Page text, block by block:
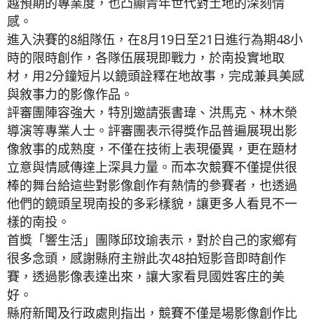
感。
進入決賽的8組隊伍，在8月19日至21日進行為期48小
時的限時創作，各隊伍展現即戰力，於南投實地取
材，用2分鐘短片以鏡頭詮釋在地故事，完成兼具美感
與敘事力的影像作品。
評審團陣容強大，特別邀請張書瑋、洪馬克、林木榮
導演等專業人士。評審團表示得獎作品普遍展現出影
像敘事的成熟度，不僅在技術上表現優異，更在題材
立意與情感傳達上深具力量。而本次競賽不僅提供很
棒的舞台給這些對影像創作有熱情的參賽者，也透過
他們的鏡頭呈現南投的多彩樣貌，讓更多人看見不一
樣的南投。
首獎「響生活」團隊邱玟瑜表示，對於自己的家鄉有
很多念頭，感謝縣府主辦此次48拍短影音即時創作
賽，透過影像表達出來，讓大家看見國姓客庄的美
好。
縣府新聞及行政處則指出，競賽不僅是場影像創作比